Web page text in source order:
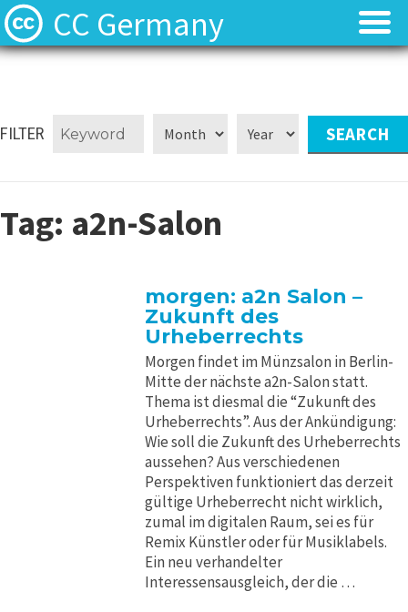
CC Germany
⬈ Lizenzen
Kontakt
⬈ Lizenzen
Kontakt
FILTER
Tag: a2n-Salon
morgen: a2n Salon –
Zukunft des
Urheberrechts
Morgen findet im Münzsalon in Berlin-
Mitte der nächste a2n-Salon statt.
Thema ist diesmal die “Zukunft des
Urheberrechts”. Aus der Ankündigung:
Wie soll die Zukunft des Urheberrechts
aussehen? Aus verschiedenen
Perspektiven funktioniert das derzeit
gültige Urheberrecht nicht wirklich,
zumal im digitalen Raum, sei es für
Remix Künstler oder für Musiklabels.
Ein neu verhandelter
Interessensausgleich, der die …